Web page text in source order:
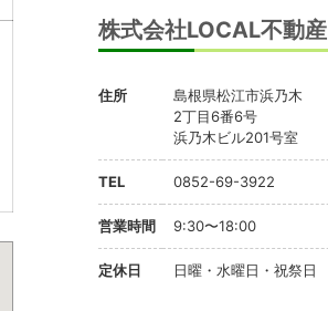
株式会社LOCAL不動産
住所
島根県松江市浜乃木
2丁目6番6号
浜乃木ビル201号室
TEL 0852-69-3922
営業時間 9:30〜18:00
定休日 日曜・水曜日・祝祭日